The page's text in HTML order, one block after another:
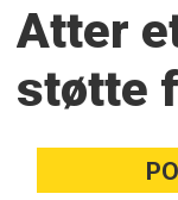
Atter
støtte